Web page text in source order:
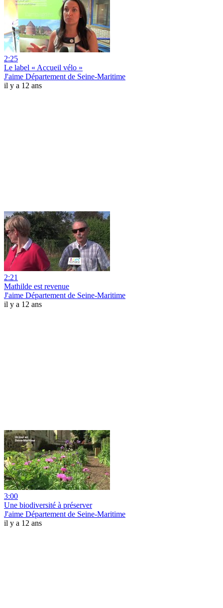
2:25
Le label « Accueil vélo »
J'aime Département de Seine-Maritime
il y a 12 ans
2:21
Mathilde est revenue
J'aime Département de Seine-Maritime
il y a 12 ans
3:00
Une biodiversité à préserver
J'aime Département de Seine-Maritime
il y a 12 ans